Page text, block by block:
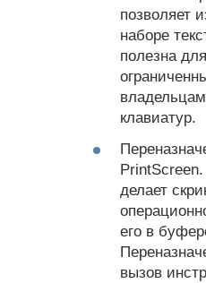
позволяет
наборе
полезна
клавиатур.
делает
его в
вызов